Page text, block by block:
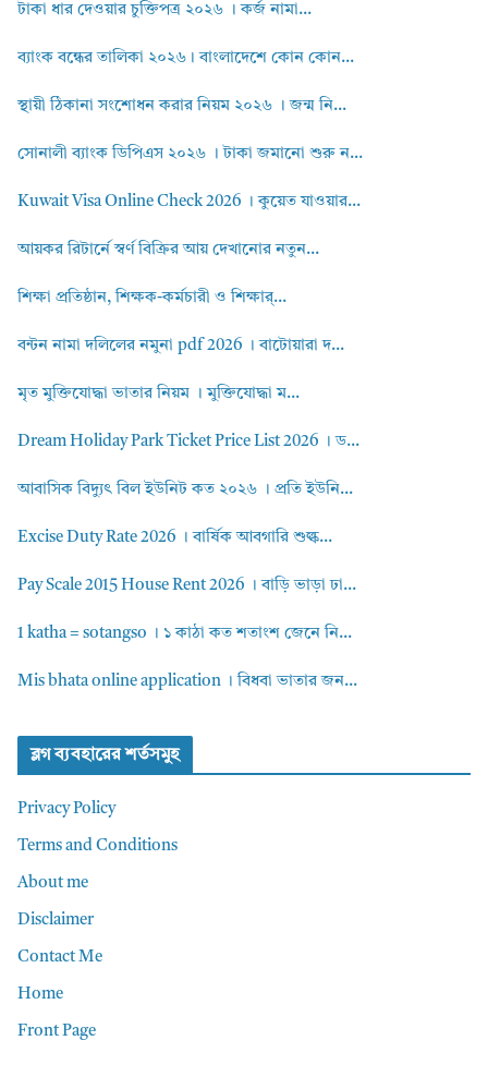
টাকা ধার দেওয়ার চুক্তিপত্র ২০২৬ । কর্জ নামা...
ব্যাংক বন্ধের তালিকা ২০২৬। বাংলাদেশে কোন কোন...
স্থায়ী ঠিকানা সংশোধন করার নিয়ম ২০২৬ । জন্ম নি...
সোনালী ব্যাংক ডিপিএস ২০২৬ । টাকা জমানো শুরু ন...
Kuwait Visa Online Check 2026 । কুয়েত যাওয়ার...
আয়কর রিটার্নে স্বর্ণ বিক্রির আয় দেখানোর নতুন...
শিক্ষা প্রতিষ্ঠান, শিক্ষক-কর্মচারী ও শিক্ষার্...
বন্টন নামা দলিলের নমুনা pdf 2026 । বাটোয়ারা দ...
মৃত মুক্তিযোদ্ধা ভাতার নিয়ম । মুক্তিযোদ্ধা ম...
Dream Holiday Park Ticket Price List 2026 । ড...
আবাসিক বিদ্যুৎ বিল ইউনিট কত ২০২৬ । প্রতি ইউনি...
Excise Duty Rate 2026 । বার্ষিক আবগারি শুল্ক...
Pay Scale 2015 House Rent 2026 । বাড়ি ভাড়া ঢা...
1 katha = sotangso । ১ কাঠা কত শতাংশ জেনে নি...
Mis bhata online application । বিধবা ভাতার জন...
ব্লগ ব্যবহারের শর্তসমুহ
Privacy Policy
Terms and Conditions
About me
Disclaimer
Contact Me
Home
Front Page